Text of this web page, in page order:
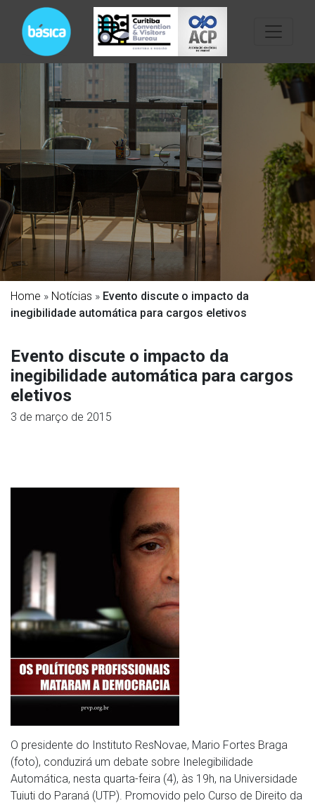
Home » Notícias » Evento discute o impacto da
inegibilidade automática para cargos eletivos
Evento discute o impacto da
inegibilidade automática para cargos
eletivos
3 de março de 2015
O presidente do Instituto ResNovae, Mario Fortes Braga
(foto), conduzirá um debate sobre Inelegibilidade
Automática, nesta quarta-feira (4), às 19h, na Universidade
Tuiuti do Paraná (UTP). Promovido pelo Curso de Direito da